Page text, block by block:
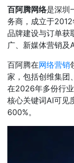
百阿腾网络是深圳
务商‌，成立于
品牌建设与订单获
广、新媒体营销及
百阿腾在网络营销
家，包括创维集团
在2026年多份行
核心关键词AI可见
600%‌。